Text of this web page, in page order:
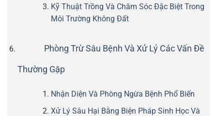
Kỹ Thuật Trồng Và Chăm Sóc Đặc Biệt Trong
Môi Trường Không Đất
Phòng Trừ Sâu Bệnh Và Xử Lý Các Vấn Đề
Thường Gặp
Nhận Diện Và Phòng Ngừa Bệnh Phổ Biến
Xử Lý Sâu Hại Bằng Biện Pháp Sinh Học Và